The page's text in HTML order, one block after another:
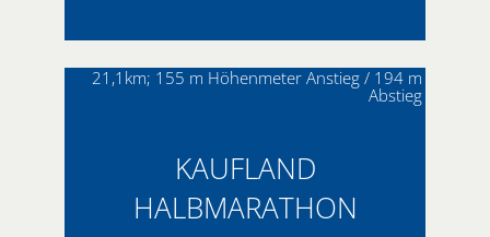
KAUFLAND
HALBMARATHON
21,1km; 155 m Höhenmeter Anstieg / 194 m
Abstieg